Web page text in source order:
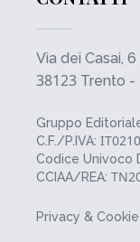
Via dei Casai, 6
38123 Trento -
Gruppo
C.F./P.IVA:
Codice Univoco
CCIAA/REA:
Privacy &